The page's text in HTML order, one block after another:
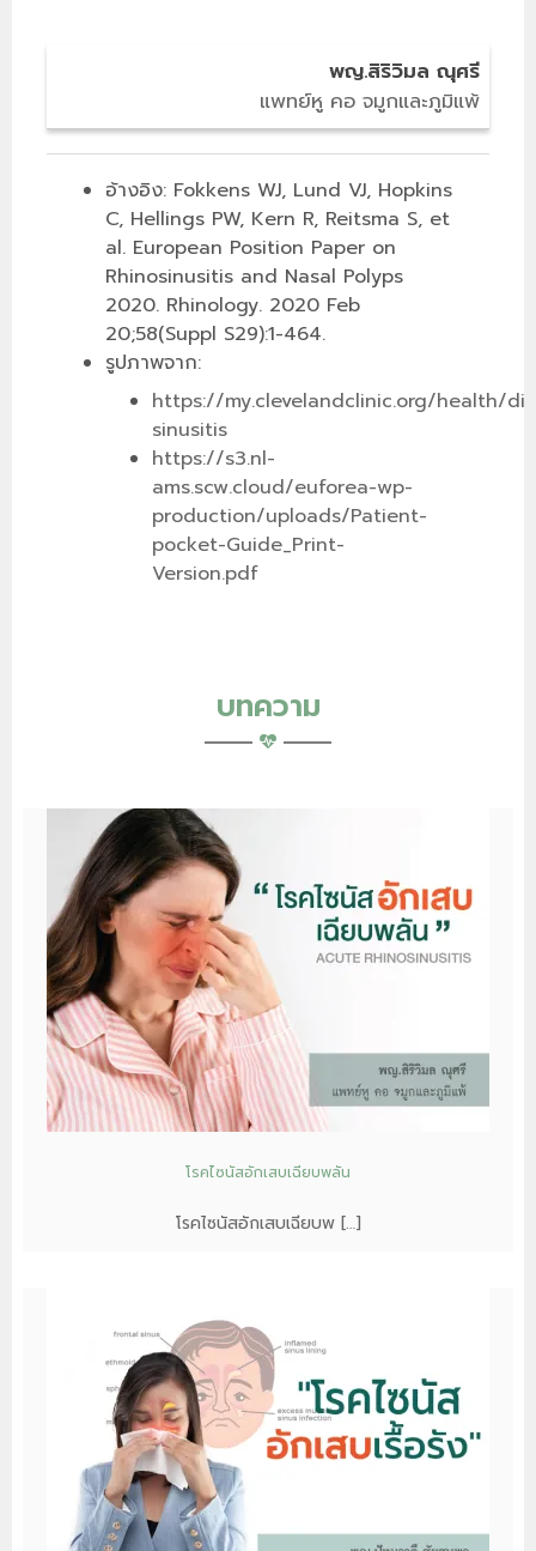
พญ.สิริวิมล ณุศรี
แพทย์หู คอ จมูกและภูมิแพ้
อ้างอิง: Fokkens WJ, Lund VJ, Hopkins
C, Hellings PW, Kern R, Reitsma S, et
al. European Position Paper on
Rhinosinusitis and Nasal Polyps
2020. Rhinology. 2020 Feb
20;58(Suppl S29):1-464.
รูปภาพจาก:
https://my.clevelandclinic.org/health/
sinusitis
https://s3.nl-
ams.scw.cloud/euforea-wp-
production/uploads/Patient-
pocket-Guide_Print-
Version.pdf
บทความ
โรคไซนัสอักเสบเฉียบพลัน
โรคไซนัสอักเสบเฉียบพ […]